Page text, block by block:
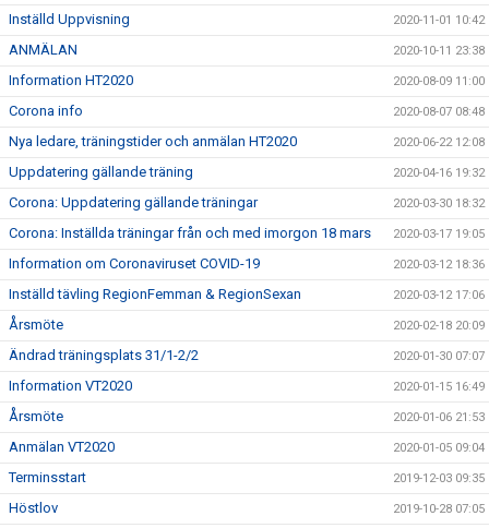
Inställd Uppvisning 2020-11-01 10:42
ANMÄLAN 2020-10-11 23:38
Information HT2020 2020-08-09 11:00
Corona info 2020-08-07 08:48
Nya ledare, träningstider och anmälan HT2020 2020-06-22 12:08
Uppdatering gällande träning 2020-04-16 19:32
Corona: Uppdatering gällande träningar 2020-03-30 18:32
Corona: Inställda träningar från och med imorgon 18 mars 2020-03-17 19:05
Information om Coronaviruset COVID-19 2020-03-12 18:36
Inställd tävling RegionFemman & RegionSexan 2020-03-12 17:06
Årsmöte 2020-02-18 20:09
Ändrad träningsplats 31/1-2/2 2020-01-30 07:07
Information VT2020 2020-01-15 16:49
Årsmöte 2020-01-06 21:53
Anmälan VT2020 2020-01-05 09:04
Terminsstart 2019-12-03 09:35
Höstlov 2019-10-28 07:05